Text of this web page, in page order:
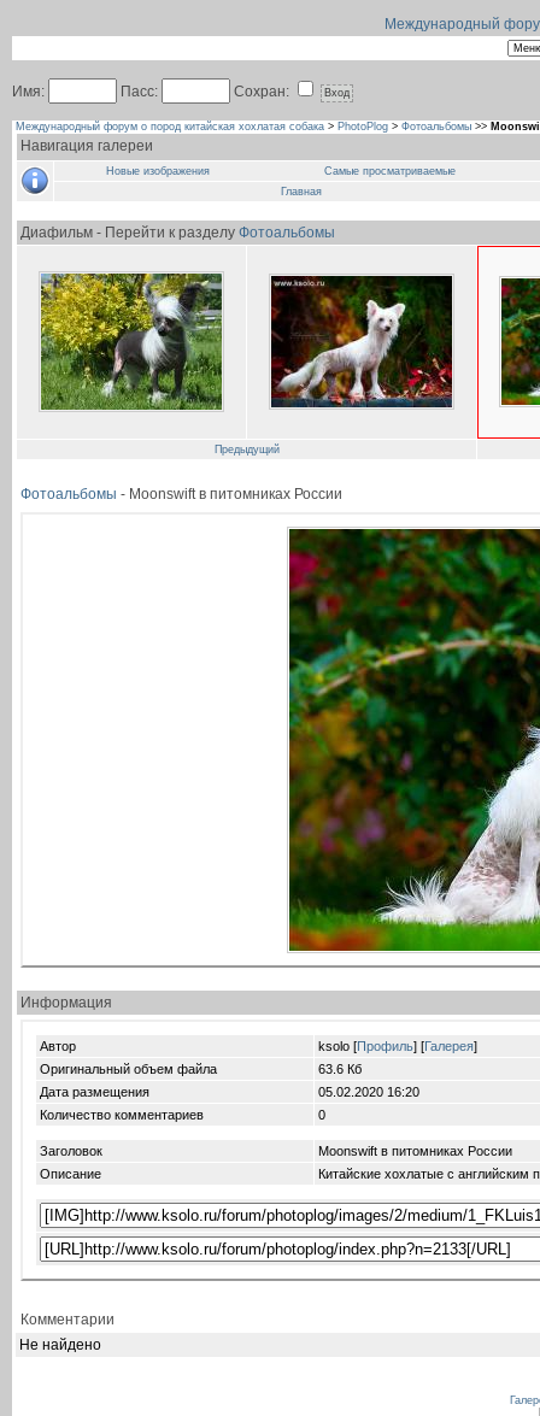
Международный
Имя: Пасс: Сохран:
Международный форум о пород китайская хохлатая собака > PhotoPlog > Фотоальбомы >>
Навигация галереи
Новые изображения
Самые просматриваемые
Главная
Диафильм - Перейти к разделу Фотоальбомы
Предыдущий
Фотоальбомы - Moonswift в питомниках России
Информация
Автор ksolo [Профиль] [Галерея]
Оригинальный объем файла
63.6 Кб
Дата размещения
05.02.2020 16:20
Количество комментариев
0
Заголовок
Moonswift в питомниках России
Описание
Китайские хохлатые с
Комментарии
Не найдено